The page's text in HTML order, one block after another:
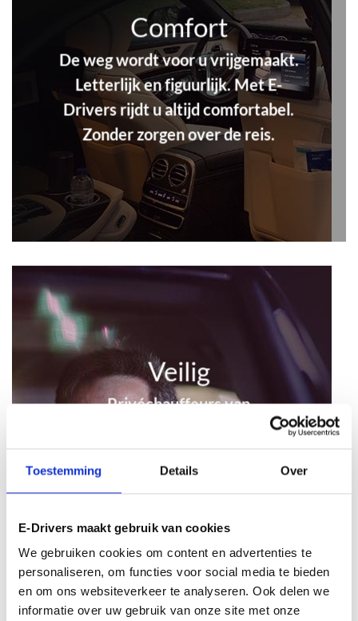
Toestemming Details Over
E-Drivers maakt gebruik van cookies
We gebruiken cookies om content en advertenties te
personaliseren, om functies voor social media te bieden
en om ons websiteverkeer te analyseren. Ook delen we
informatie over uw gebruik van onze site met onze
Comfort
De weg wordt voor u vrijgemaakt.
Letterlijk en figuurlijk. Met E-
Drivers rijdt u altijd comfortabel.
Zonder zorgen over de reis.
Veilig
Privéchauffeurs van
E-Drivers zijn dienstbaar en secuur.
voorbereiden op uw dag.